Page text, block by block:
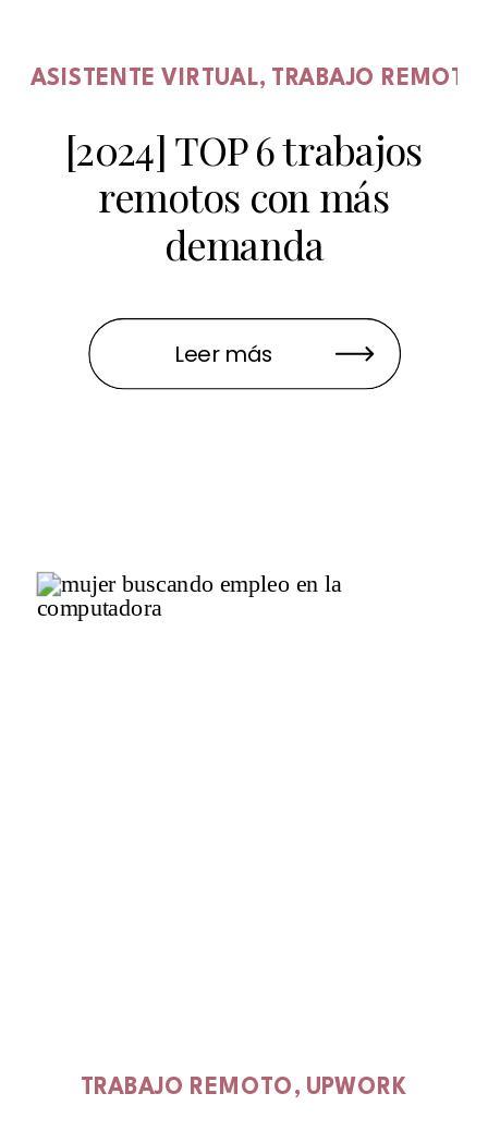
[2024] TOP 6 trabajos
remotos con más
demanda
ASISTENTE VIRTUAL, TRABAJO REMOTO
Leer más
TRABAJO REMOTO, UPWORK